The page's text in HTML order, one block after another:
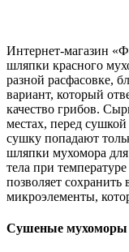
Интернет-магазин
шляпки красного
разной расфасовке,
вариант, который
качество грибов.
местах, перед
сушку попадают
шляпки мухомора
тела при
позволяет
микроэлементы,
Сушеные мухоморы